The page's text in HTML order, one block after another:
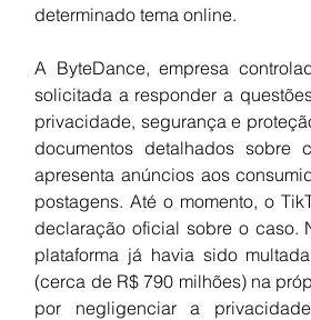
determinado tema online.
A ByteDance, empresa
solicitada a responder a
privacidade, segurança e
documentos detalhados sobre
apresenta anúncios aos
postagens. Até o momento, o
declaração oficial sobre o caso.
plataforma já havia sido
(cerca de R$ 790 milhões) na
por negligenciar a